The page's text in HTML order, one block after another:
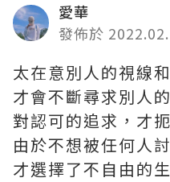
愛華
發佈於
太在意別人的視線
才會不斷尋求別人
對認可的追求，才
由於不想被任何人
才選擇了不自由的